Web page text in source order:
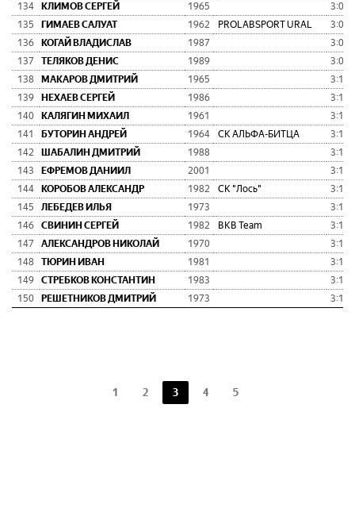
134
КЛИМОВ СЕРГЕЙ 1965
135
ГИМАЕВ САЛУАТ 1962 PROLABSPORT URAL
136
КОГАЙ ВЛАДИСЛАВ 1987
137
ТЕЛЯКОВ ДЕНИС 1989
138
МАКАРОВ ДМИТРИЙ 1965
139
НЕХАЕВ СЕРГЕЙ 1986
140
КАЛЯГИН МИХАИЛ 1961
141
БУТОРИН АНДРЕЙ 1964 СК АЛЬФА-БИТЦА
142
ШАБАЛИН ДМИТРИЙ 1988
143
ЕФРЕМОВ ДАНИИЛ 2001
144
КОРОБОВ АЛЕКСАНДР 1982 СК "Лось"
145
ЛЕБЕДЕВ ИЛЬЯ 1973
146
СВИНИН СЕРГЕЙ 1982 BKB Team
147
АЛЕКСАНДРОВ НИКОЛАЙ 1970
148
ТЮРИН ИВАН 1981
149
СТРЕБКОВ КОНСТАНТИН 1983
150
РЕШЕТНИКОВ ДМИТРИЙ 1973
1 2 3 4 5